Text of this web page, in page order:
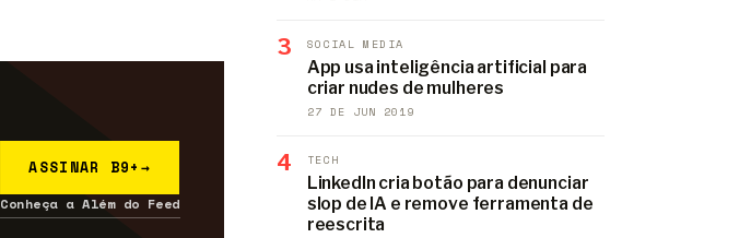
ASSINAR B9+ →
Conheça a Além do Feed
3 SOCIAL MEDIA
App usa inteligência artificial para
criar nudes de mulheres
27 DE JUN 2019
4 TECH
LinkedIn cria botão para denunciar
slop de IA e remove ferramenta de
reescrita